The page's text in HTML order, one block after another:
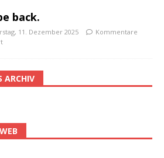
back.
11. Dezember 2025
Kommentare
ARCHIV